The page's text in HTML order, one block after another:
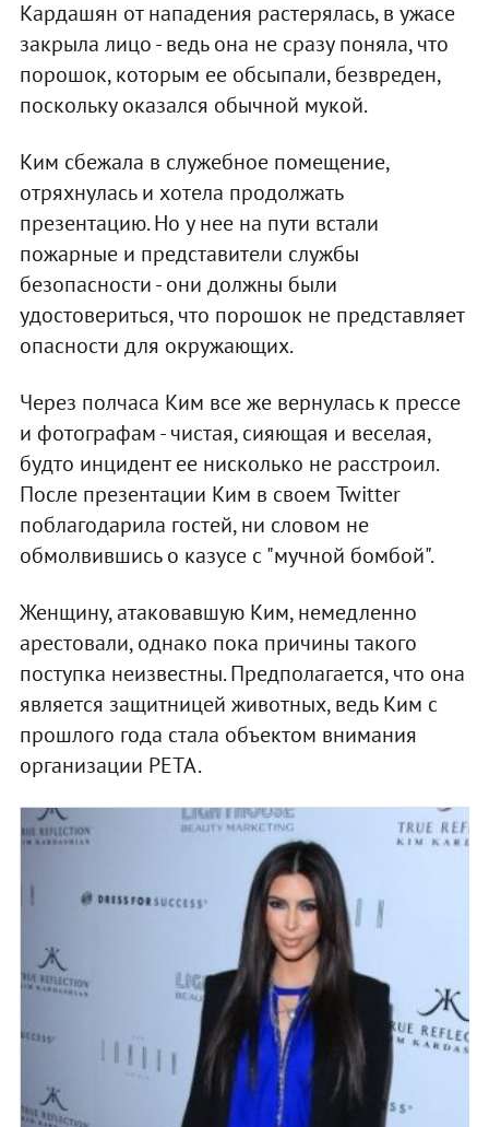
Кардашян от нападения растерялась, в ужасе
закрыла лицо - ведь она не сразу поняла, что
порошок, которым ее обсыпали, безвреден,
поскольку оказался обычной мукой.
Ким сбежала в служебное помещение,
отряхнулась и хотела продолжать
презентацию. Но у нее на пути встали
пожарные и представители службы
безопасности - они должны были
удостовериться, что порошок не представляет
опасности для окружающих.
Через полчаса Ким все же вернулась к прессе
и фотографам - чистая, сияющая и веселая,
будто инцидент ее нисколько не расстроил.
После презентации Ким в своем Twitter
поблагодарила гостей, ни словом не
обмолвившись о казусе с "мучной бомбой".
Женщину, атаковавшую Ким, немедленно
арестовали, однако пока причины такого
поступка неизвестны. Предполагается, что она
является защитницей животных, ведь Ким с
прошлого года стала объектом внимания
организации PETA.